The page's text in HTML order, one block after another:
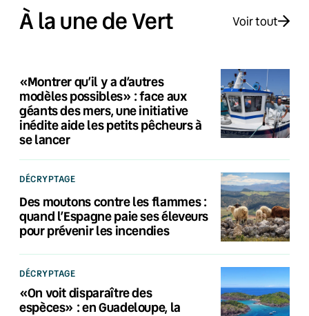
À la une de Vert Voir tout
«Montrer qu’il y a d’autres
modèles possibles» : face aux
géants des mers, une initiative
inédite aide les petits pêcheurs à
se lancer
DÉCRYPTAGE
Des moutons contre les flammes :
quand l’Espagne paie ses éleveurs
pour prévenir les incendies
DÉCRYPTAGE
«On voit disparaître des
espèces» : en Guadeloupe, la